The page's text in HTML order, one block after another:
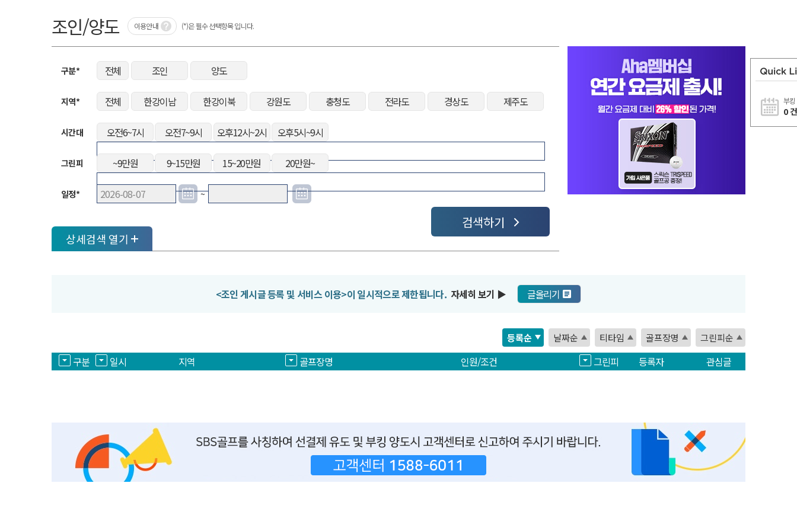
부
0 건
조인/양도 이용안내 (*)은 필수 선택항목 입니다.
구분* 전체 조인 양도
지역* 전체 한강이남 한강이북 강원도 충청도 전라도 경상도 제주도
시간대 오전6~7시 오전7~9시 오후12시~2시 오후5시~9시
그린피 ~9만원 9~15만원 15~20만원 20만원~
일정* ~
검색하기
상세검색 열기
<조인 게시글 등록 및 서비스 이용>이 일시적으로 제한됩니다. 자세히 보기 ▶ 글올리기
등록순 날짜순 티타임 골프장명 그린피순
구분 일시 지역 골프장명 인원/조건 그린피 등록자 관심글